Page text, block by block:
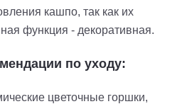
кашпо, так как их
функция - декоративная.
по уходу:
цветочные горшки,